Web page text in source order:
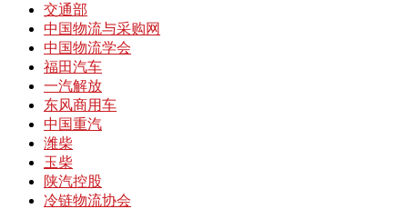
交通部
中国物流与采购网
中国物流学会
福田汽车
一汽解放
东风商用车
中国重汽
潍柴
玉柴
陕汽控股
冷链物流协会